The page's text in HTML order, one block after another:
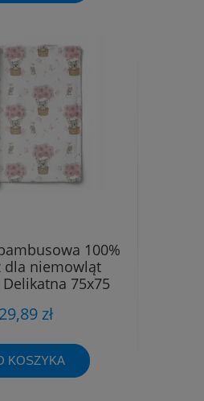
100%
dla niemowląt
75x75
29,89 zł
KOSZYKA